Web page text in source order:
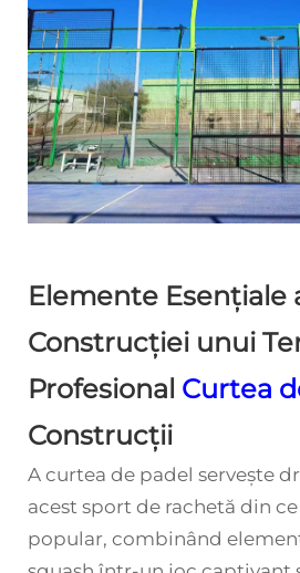
Elemente Esențiale
Construcției unui
Profesional Curtea
Construcții
A curtea de padel servește
acest sport de rachetă din
popular, combinând